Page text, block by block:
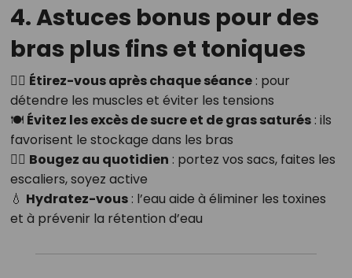
4. Astuces bonus pour des
bras plus fins et toniques
🧘‍♀️ Étirez-vous après chaque séance: pour
détendre les muscles et éviter les tensions
🍽️ Évitez les excès de sucre et de gras saturés: ils
favorisent le stockage dans les bras
🚶‍♀️ Bougez au quotidien : portez vos sacs, faites les
escaliers, soyez active
💧 Hydratez-vous: l’eau aide à éliminer les toxines
et à prévenir la rétention d’eau